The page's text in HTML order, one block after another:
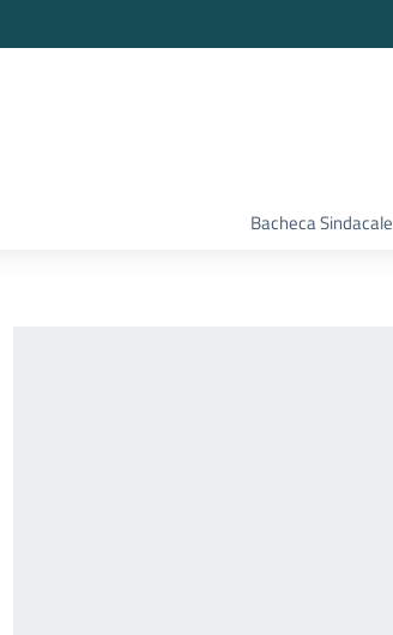
Bacheca Sindacale